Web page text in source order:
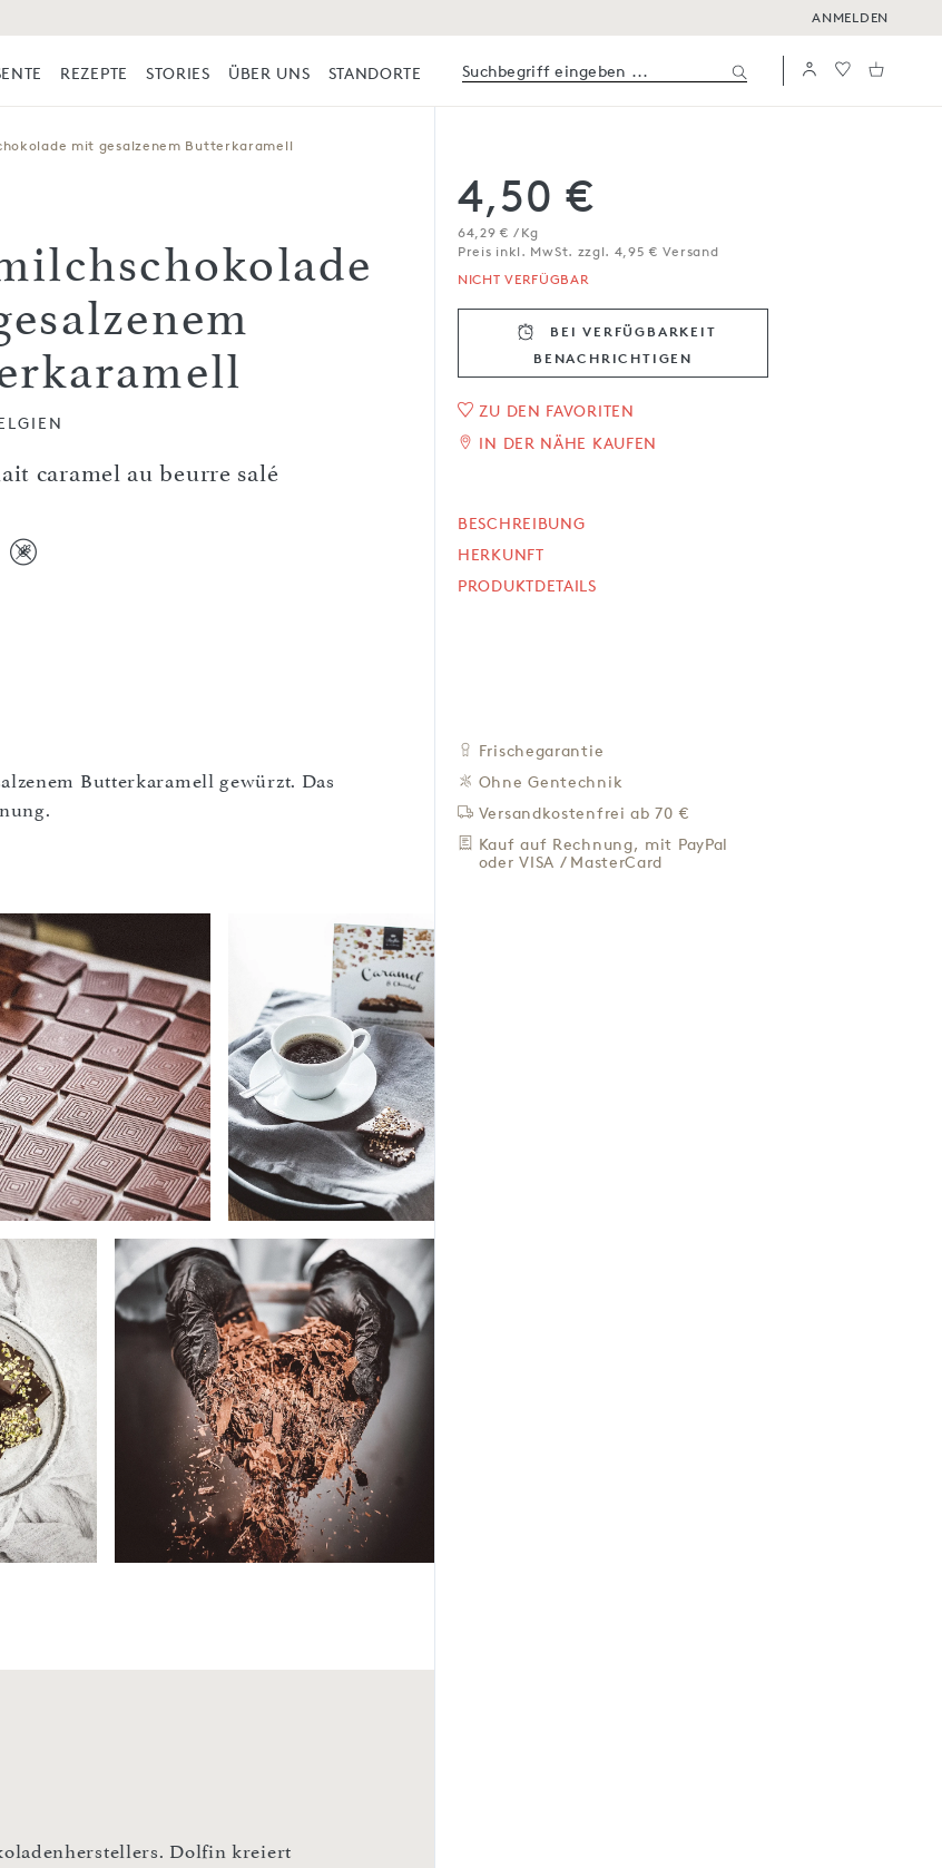
ANMELDEN
REZEPTE STORIES ÜBER UNS STANDORTE
mit gesalzenem Butterkaramell
Vollmilchschokolade mit
gesalzenem Butterkaramell
NICHT VERFÜGBAR
4,50 €
BESCHREIBUNG
HERKUNFT
caramel au beurre salé
NICHT VERFÜGBAR
4,50 €
64,29 € / Kg
Preis inkl. MwSt. zzgl. 4,95 € Versand
BEI VERFÜGBARKEIT
BENACHRICH­TIGEN
ZU DEN FAVORITEN
IN DER NÄHE KAUFEN
BESCHREIBUNG
HERKUNFT
PRODUKTDETAILS
Frischegarantie
Ohne Gentechnik
Versandkostenfrei ab 70 €
Kauf auf Rechnung, mit PayPal
oder VISA / MasterCard
Butterkaramell gewürzt. Das
Dolfin kreiert